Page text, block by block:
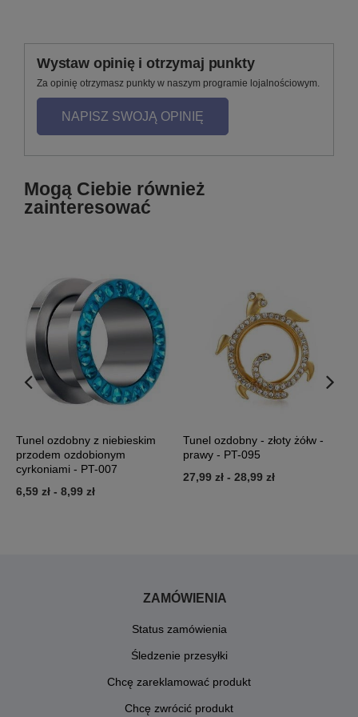
Wystaw opinię i otrzymaj punkty
Za opinię otrzymasz punkty w naszym programie lojalnościowym.
NAPISZ SWOJĄ OPINIĘ
Mogą Ciebie również
zainteresować
Tunel ozdobny z niebieskim
przodem ozdobionym
cyrkoniami - PT-007
6,59 zł - 8,99 zł
Tunel ozdobny - złoty żółw -
prawy - PT-095
27,99 zł - 28,99 zł
ZAMÓWIENIA
Status zamówienia
Śledzenie przesyłki
Chcę zareklamować produkt
Chcę zwrócić produkt